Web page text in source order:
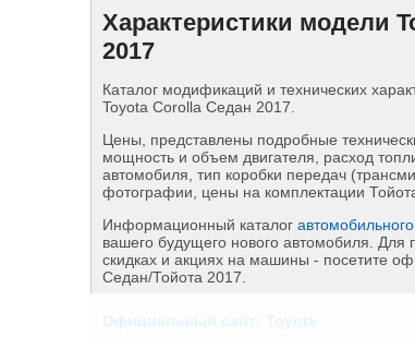
Характеристики модели
2017
Каталог модификаций и технических
Toyota Corolla Седан 2017.
Цены, представлены подробные
мощность и объем двигателя, расход
автомобиля, тип коробки передач
фотографии, цены на комплектации
Информационный каталог
вашего будущего нового автомобиля.
скидках и акциях на машины - посетите
Седан/Тойота 2017.
Официальный сайт: Toyota